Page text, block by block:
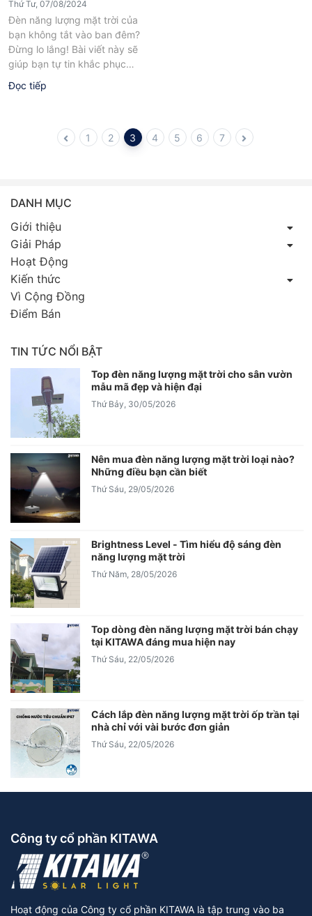
Thứ Tư, 07/08/2024
Đèn năng lượng mặt trời của
bạn không tắt vào ban đêm?
Đừng lo lắng! Bài viết này sẽ
giúp bạn tự tin khắc phục
Đọc tiếp
1 2 3 4 5 6 7
DANH MỤC
Giới thiệu
Giải Pháp
Hoạt Động
Kiến thức
Vì Cộng Đồng
Điểm Bán
TIN TỨC NỔI BẬT
Top đèn năng lượng mặt trời cho sân vườn
mẫu mã đẹp và hiện đại
Thứ Bảy, 30/05/2026
Nên mua đèn năng lượng mặt trời loại nào?
Những điều bạn cần biết
Thứ Sáu, 29/05/2026
Brightness Level - Tìm hiểu độ sáng đèn
năng lượng mặt trời
Thứ Năm, 28/05/2026
Top dòng đèn năng lượng mặt trời bán chạy
tại KITAWA đáng mua hiện nay
Thứ Sáu, 22/05/2026
Cách lắp đèn năng lượng mặt trời ốp trần tại
nhà chỉ với vài bước đơn giản
Thứ Sáu, 22/05/2026
Công ty cổ phần KITAWA
Hoạt động của Công ty cổ phần KITAWA là tập trung vào ba